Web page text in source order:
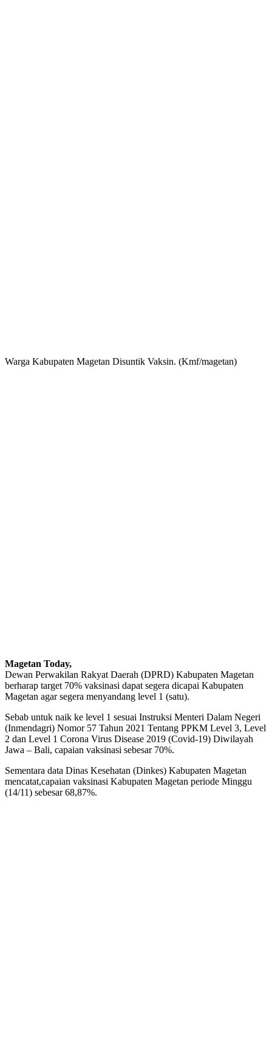
Warga Kabupaten Magetan Disuntik Vaksin. (Kmf/magetan)
Magetan Today,
Dewan Perwakilan Rakyat Daerah (DPRD) Kabupaten Magetan
berharap target 70% vaksinasi dapat segera dicapai Kabupaten
Magetan agar segera menyandang level 1 (satu).
Sebab untuk naik ke level 1 sesuai Instruksi Menteri Dalam Negeri
(Inmendagri) Nomor 57 Tahun 2021 Tentang PPKM Level 3, Level
2 dan Level 1 Corona Virus Disease 2019 (Covid-19) Diwilayah
Jawa – Bali, capaian vaksinasi sebesar 70%.
Sementara data Dinas Kesehatan (Dinkes) Kabupaten Magetan
mencatat,capaian vaksinasi Kabupaten Magetan periode Minggu
(14/11) sebesar 68,87%.